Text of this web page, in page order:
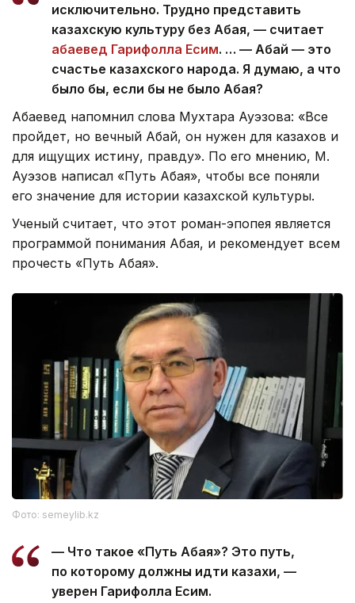
исключительно. Трудно представить
казахскую культуру без Абая, — считает
абаевед Гарифолла Есим. … — Абай — это
счастье казахского народа. Я думаю, а что
было бы, если бы не было Абая?
Абаевед напомнил слова Мухтара Ауэзова: «Все
пройдет, но вечный Абай, он нужен для казахов и
для ищущих истину, правду». По его мнению, М.
Ауэзов написал «Путь Абая», чтобы все поняли
его значение для истории казахской культуры.
Ученый считает, что этот роман-эпопея является
программой понимания Абая, и рекомендует всем
прочесть «Путь Абая».
Фото: semeylib.kz
— Что такое «Путь Абая»? Это путь,
по которому должны идти казахи, —
уверен Гарифолла Есим.